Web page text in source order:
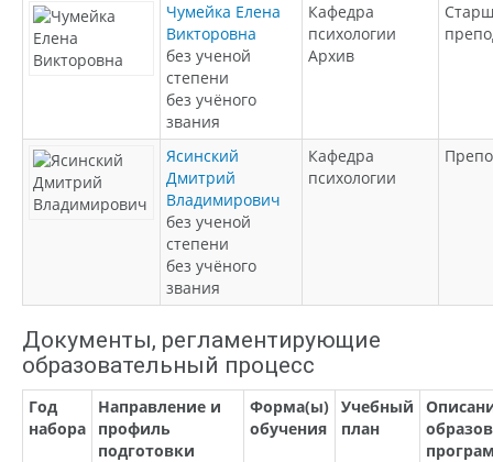
Чумейка Елена
Викторовна
без ученой
степени
без учёного
звания
Кафедра
психологии
Архив
Ясинский
Дмитрий
Владимирович
без ученой
степени
без учёного
звания
Кафедра
психологии
Документы, регламентирующие
образовательный процесс
Год
набора
Направление и
профиль
подготовки
Форма(ы)
обучения
Учебный
план